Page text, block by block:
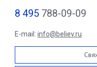
8 495 788-09-09
E-mail: info@believ.ru